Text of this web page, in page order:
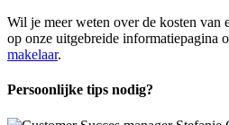
Wil je meer weten over de kosten van
op onze uitgebreide informatiepagina
makelaar.
Persoonlijke tips nodig?